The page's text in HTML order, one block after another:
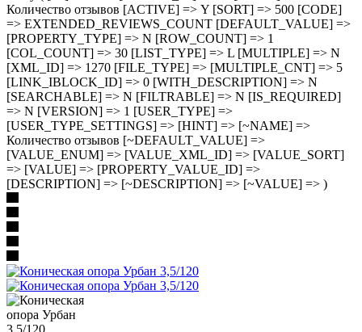
Количество отзывов [ACTIVE] => Y [SORT] => 500 [CODE]
=> EXTENDED_REVIEWS_COUNT [DEFAULT_VALUE] =>
[PROPERTY_TYPE] => N [ROW_COUNT] => 1
[COL_COUNT] => 30 [LIST_TYPE] => L [MULTIPLE] => N
[XML_ID] => 1270 [FILE_TYPE] => [MULTIPLE_CNT] => 5
[LINK_IBLOCK_ID] => 0 [WITH_DESCRIPTION] => N
[SEARCHABLE] => N [FILTRABLE] => N [IS_REQUIRED]
=> N [VERSION] => 1 [USER_TYPE] =>
[USER_TYPE_SETTINGS] => [HINT] => [~NAME] =>
Количество отзывов [~DEFAULT_VALUE] =>
[VALUE_ENUM] => [VALUE_XML_ID] => [VALUE_SORT]
=> [VALUE] => [PROPERTY_VALUE_ID] =>
[DESCRIPTION] => [~DESCRIPTION] => [~VALUE] => )